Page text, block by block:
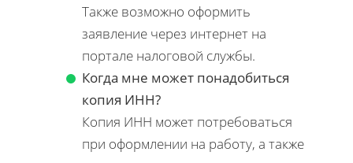
Также возможно оформить
заявление через интернет на
портале налоговой службы.
Когда мне может понадобиться
копия ИНН?
Копия ИНН может потребоваться
при оформлении на работу, а также